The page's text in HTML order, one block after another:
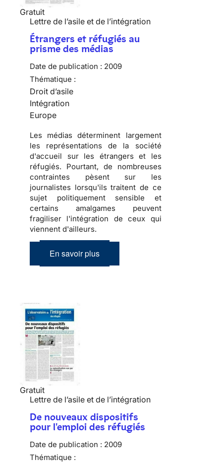
Gratuit
Lettre de l’asile et de l’intégration
Étrangers et réfugiés au
prisme des médias
Date de publication : 2009
Thématique :
Droit d’asile
Intégration
Europe
Les médias déterminent largement
les représentations de la société
d'accueil sur les étrangers et les
réfugiés. Pourtant, de nombreuses
contraintes pèsent sur les
journalistes lorsqu'ils traitent de ce
sujet politiquement sensible et
certains amalgames peuvent
fragiliser l'intégration de ceux qui
viennent d'ailleurs.
En savoir plus
Gratuit
Lettre de l’asile et de l’intégration
De nouveaux dispositifs
pour l'emploi des réfugiés
Date de publication : 2009
Thématique :